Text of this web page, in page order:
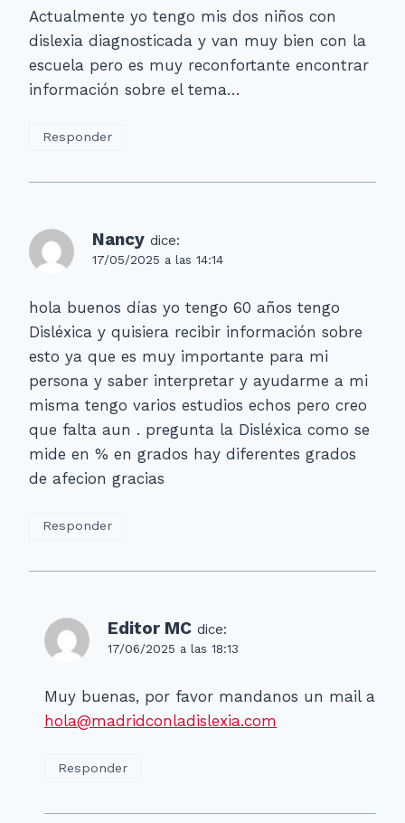
Actualmente yo tengo mis dos niños con
dislexia diagnosticada y van muy bien con la
escuela pero es muy reconfortante encontrar
información sobre el tema…
Responder
Nancy dice:
17/05/2025 a las 14:14
hola buenos días yo tengo 60 años tengo
Disléxica y quisiera recibir información sobre
esto ya que es muy importante para mi
persona y saber interpretar y ayudarme a mi
misma tengo varios estudios echos pero creo
que falta aun . pregunta la Disléxica como se
mide en % en grados hay diferentes grados
de afecion gracias
Responder
Editor MC dice:
17/06/2025 a las 18:13
Muy buenas, por favor mandanos un mail a
hola@madridconladislexia.com
Responder